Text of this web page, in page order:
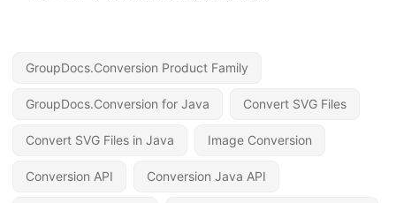
GroupDocs.Conversion Product Family
GroupDocs.Conversion for Java Convert SVG Files
Convert SVG Files in Java Image Conversion
Conversion API Conversion Java API